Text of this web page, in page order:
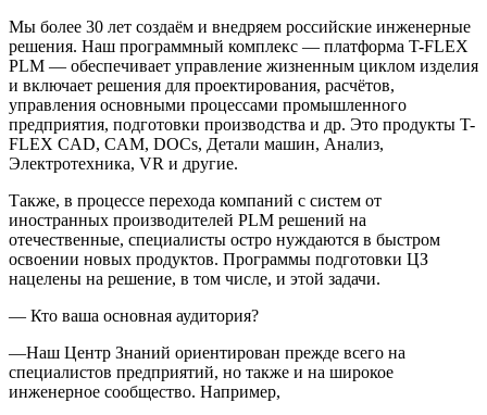
Мы более 30 лет создаём и внедряем российские инженерные
решения. Наш программный комплекс — платформа T-FLEX
PLM — обеспечивает управление жизненным циклом изделия
и включает решения для проектирования, расчётов,
управления основными процессами промышленного
предприятия, подготовки производства и др. Это продукты T-
FLEX CAD, CAM, DOCs, Детали машин, Анализ,
Электротехника, VR и другие.
Также, в процессе перехода компаний с систем от
иностранных производителей PLM решений на
отечественные, специалисты остро нуждаются в быстром
освоении новых продуктов. Программы подготовки ЦЗ
нацелены на решение, в том числе, и этой задачи.
— Кто ваша основная аудитория?
—Наш Центр Знаний ориентирован прежде всего на
специалистов предприятий, но также и на широкое
инженерное сообщество. Например,